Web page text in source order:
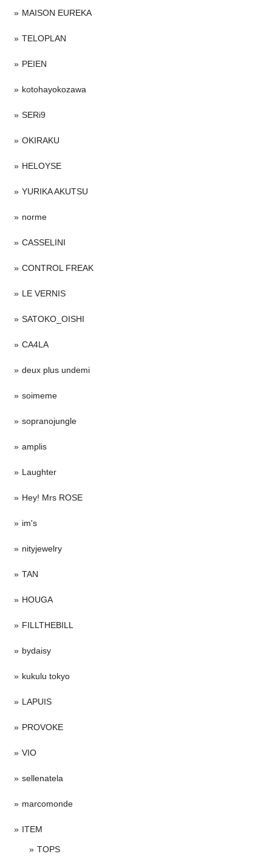
MAISON EUREKA
TELOPLAN
PEIEN
kotohayokozawa
SERi9
OKIRAKU
HELOYSE
YURIKA AKUTSU
norme
CASSELINI
CONTROL FREAK
LE VERNIS
SATOKO_OISHI
CA4LA
deux plus undemi
soimeme
sopranojungle
amplis
Laughter
Hey! Mrs ROSE
im's
nityjewelry
TAN
HOUGA
FILLTHEBILL
bydaisy
kukulu tokyo
LAPUIS
PROVOKE
VIO
sellenatela
marcomonde
ITEM
TOPS